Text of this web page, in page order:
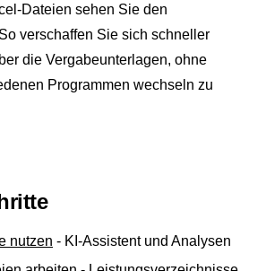
Dateien sehen Sie den
verschaffen Sie sich schneller
die Vergabeunterlagen, ohne
Programmen wechseln zu
nutzen - KI-Assistent und Analysen